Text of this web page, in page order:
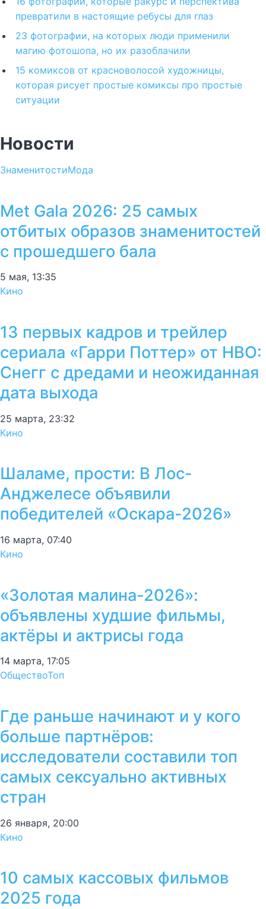
превратили в настоящие ребусы для глаз
23 фотографии, на которых люди применили
магию фотошопа, но их разоблачили
15 комиксов от красноволосой художницы,
которая рисует простые комиксы про простые
ситуации
Новости
ЗнаменитостиМода
Met Gala 2026: 25 самых
отбитых образов знаменитостей
с прошедшего бала
5 мая, 13:35
Кино
13 первых кадров и трейлер
сериала «Гарри Поттер» от HBO:
Снегг с дредами и неожиданная
дата выхода
25 марта, 23:32
Кино
Шаламе, прости: В Лос-
Анджелесе объявили
победителей «Оскара-2026»
16 марта, 07:40
Кино
«Золотая малина-2026»:
объявлены худшие фильмы,
актёры и актрисы года
14 марта, 17:05
ОбществоТоп
Где раньше начинают и у кого
больше партнёров:
исследователи составили топ
самых сексуально активных
стран
26 января, 20:00
Кино
10 самых кассовых фильмов
2025 года